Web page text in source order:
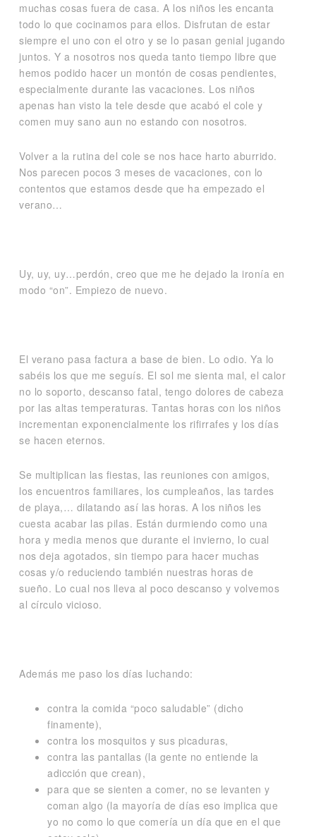
muchas cosas fuera de casa. A los niños les encanta
todo lo que cocinamos para ellos. Disfrutan de estar
siempre el uno con el otro y se lo pasan genial jugando
juntos. Y a nosotros nos queda tanto tiempo libre que
hemos podido hacer un montón de cosas pendientes,
especialmente durante las vacaciones. Los niños
apenas han visto la tele desde que acabó el cole y
comen muy sano aun no estando con nosotros.
Volver a la rutina del cole se nos hace harto aburrido.
Nos parecen pocos 3 meses de vacaciones, con lo
contentos que estamos desde que ha empezado el
verano…
Uy, uy, uy…perdón, creo que me he dejado la ironía en
modo “on”. Empiezo de nuevo.
El verano pasa factura a base de bien. Lo odio. Ya lo
sabéis los que me seguís. El sol me sienta mal, el calor
no lo soporto, descanso fatal, tengo dolores de cabeza
por las altas temperaturas. Tantas horas con los niños
incrementan exponencialmente los rifirrafes y los días
se hacen eternos.
Se multiplican las fiestas, las reuniones con amigos,
los encuentros familiares, los cumpleaños, las tardes
de playa,… dilatando así las horas. A los niños les
cuesta acabar las pilas. Están durmiendo como una
hora y media menos que durante el invierno, lo cual
nos deja agotados, sin tiempo para hacer muchas
cosas y/o reduciendo también nuestras horas de
sueño. Lo cual nos lleva al poco descanso y volvemos
al círculo vicioso.
Además me paso los días luchando:
contra la comida “poco saludable” (dicho
finamente),
contra los mosquitos y sus picaduras,
contra las pantallas (la gente no entiende la
adicción que crean),
para que se sienten a comer, no se levanten y
coman algo (la mayoría de días eso implica que
yo no como lo que comería un día que en el que